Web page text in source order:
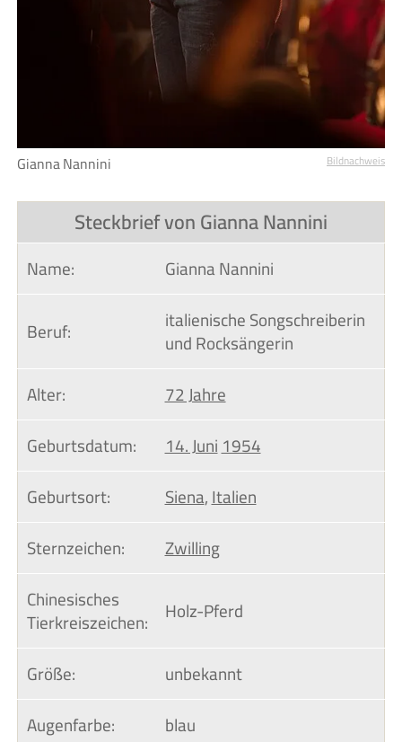
Gianna Nannini Bildnachweis
Steckbrief von Gianna Nannini
Name:
Gianna Nannini
Beruf:
italienische Songschreiberin
und Rocksängerin
Alter:
72 Jahre
Geburtsdatum:
14. Juni1954
Geburtsort:
Siena,Italien
Sternzeichen:
Zwilling
Chinesisches
Tierkreiszeichen: Holz-Pferd
Größe:
unbekannt
Augenfarbe:
blau